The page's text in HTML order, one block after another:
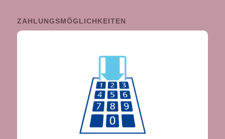
ZAHLUNGSMÖGLICHKEITEN